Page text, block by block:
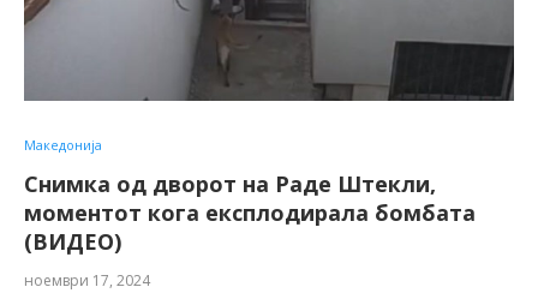
Македонија
Снимка од дворот на Раде Штекли,
моментот кога експлодирала бомбата
(ВИДЕО)
ноември 17, 2024